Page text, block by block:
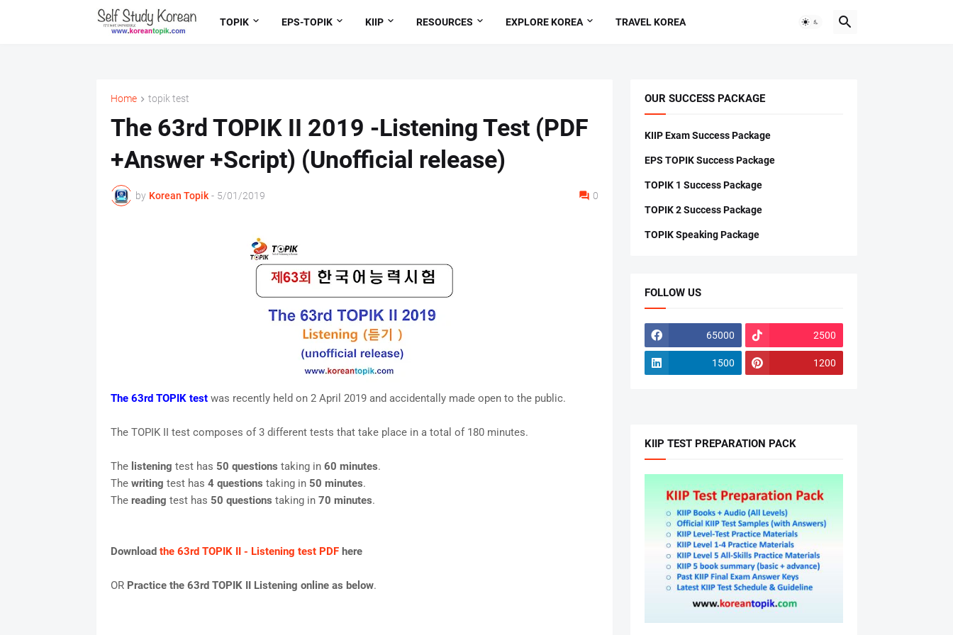
TOPIK EPS-TOPIK KIIP RESOURCES EXPLORE KOREA TRAVEL KOREA
Home topik test
The 63rd TOPIK II 2019 -Listening Test (PDF
+Answer +Script) (Unofficial release)
by Korean Topik - 5/01/2019 0
The 63rd TOPIK test was recently held on 2 April 2019 and accidentally made open to the public.
The TOPIK II test composes of 3 different tests that take place in a total of 180 minutes.
The listening test has 50 questions taking in 60 minutes.
The writing test has 4 questions taking in 50 minutes.
The reading test has 50 questions taking in 70 minutes.
Download the 63rd TOPIK II - Listening test PDF here
OR Practice the 63rd TOPIK II Listening online as below.
OUR SUCCESS PACKAGE
KIIP Exam Success Package
EPS TOPIK Success Package
TOPIK 1 Success Package
TOPIK 2 Success Package
TOPIK Speaking Package
FOLLOW US
65000 2500
1500 1200
KIIP TEST PREPARATION PACK